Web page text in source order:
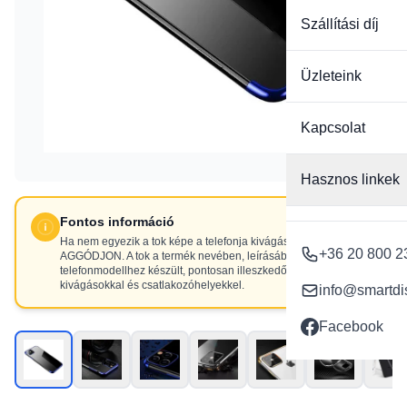
Szállítási díj
Üzleteink
Kapcsolat
Hasznos linkek
+36 20 800
Facebook
Fontos információ
Ha nem egyezik a tok képe a telefonja kivágásaival, NE
AGGÓDJON. A tok a termék nevében, leírásában szereplő
telefonmodellhez készült, pontosan illeszkedő
kivágásokkal és csatlakozóhelyekkel.